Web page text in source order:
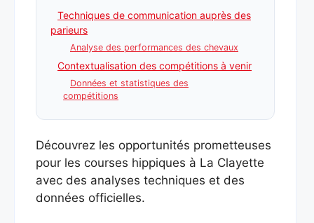
Techniques de communication auprès des
parieurs
Analyse des performances des chevaux
Contextualisation des compétitions à venir
Données et statistiques des
compétitions
Découvrez les opportunités prometteuses
pour les courses hippiques à La Clayette
avec des analyses techniques et des
données officielles.